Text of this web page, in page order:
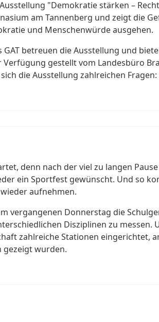
"Demokratie stärken –
am Tannenberg und zeigt die
und Menschenwürde ausgehen.
betreuen die Ausstellung und
Verfügung gestellt vom Landesbüro
die Ausstellung zahlreichen Fragen:
denn nach der viel zu langen
ein Sportfest gewünscht. Und so
aufnehmen.
vergangenen Donnerstag die
Disziplinen zu messen.
zahlreiche Stationen eingerichtet,
gezeigt wurden.